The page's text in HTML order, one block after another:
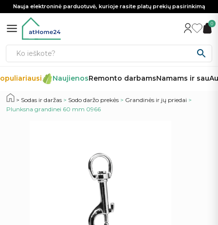
Nauja elektroninė parduotuvė, kurioje rasite platų prekių pasirinkimą
0
NaujienosRemonto darbamsNamams ir sau
Sodas ir daržas > Sodo daržo prekės > Grandinės ir jų priedai >
Plunksna grandinei 60 mm 0966